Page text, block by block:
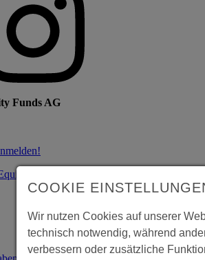
Funds AG
COOKIE
Wir nutzen Cookies auf unserer
technisch notwendig, während
verbessern oder zusätzliche